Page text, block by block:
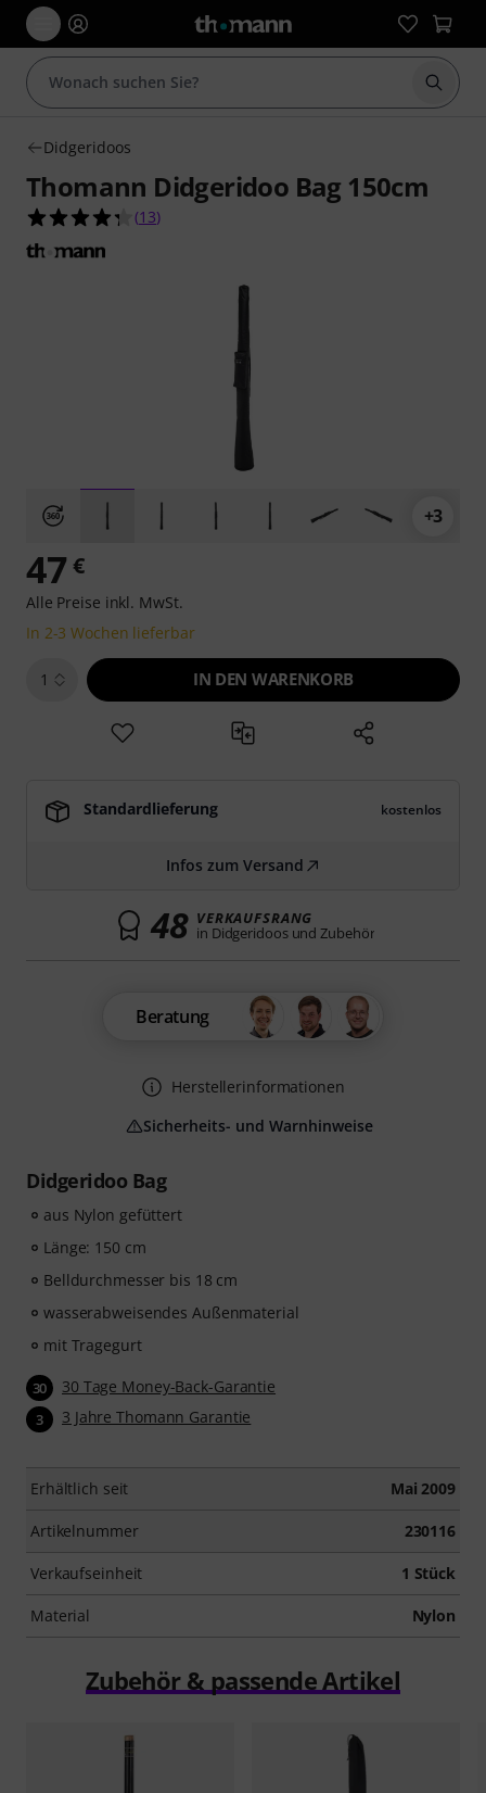
Suche
Didgeridoos
Thomann Didgeridoo Bag 150cm
4.3 von 5 Sternen aus 13 Kundenbewertungen
(13)
+3
Didgeridoo Bag
aus Nylon gefüttert
Länge: 150 cm
Belldurchmesser bis 18 cm
wasserabweisendes Außenmaterial
mit Tragegurt
30 30 Tage Money-Back-Garantie
3 3 Jahre Thomann Garantie
Erhältlich seit Mai 2009
Artikelnummer 230116
Verkaufseinheit 1 Stück
Material Nylon
47 €
Alle Preise inkl. MwSt.
In 2-3 Wochen lieferbar
1 IN DEN WARENKORB
Standardlieferung kostenlos
Infos zum Versand
48 VERKAUFSRANG
in Didgeridoos und Zubehör
Beratung
Herstellerinformationen
Sicherheits- und Warnhinweise
Zubehör & passende Artikel